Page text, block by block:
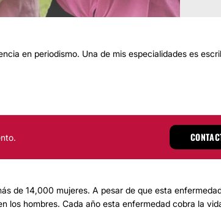
en periodismo. Una de mis especialidades es
de 14,000 mujeres. A pesar de que esta
los hombres. Cada año esta enfermedad cobra la